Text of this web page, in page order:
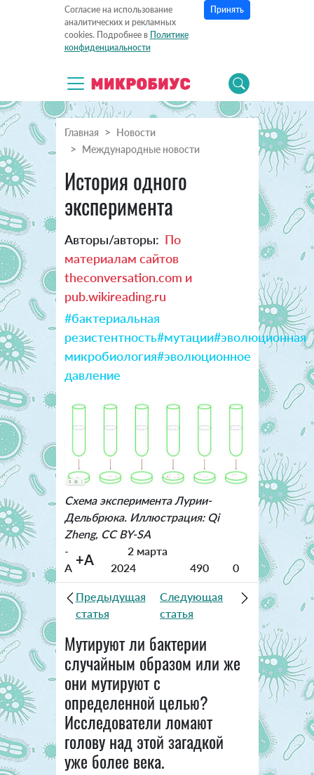
Согласие на использование
аналитических и рекламных
cookies. Подробнее в Политике
конфиденциальности
Принять
Главная
Новости
Международные новости
История одного
эксперимента
Авторы/авторы: По
материалам сайтов
theconversation.com и
pub.wikireading.ru
#бактериальная
резистентность#мутации#эволюционная
микробиология#эволюционное
давление
Схема эксперимента Лурии-
Дельбрюка. Иллюстрация: Qi
Zheng, CC BY-SA
-
A +A
2 марта
2024
490 0
Предыдущая
статья
Следующая
статья
Мутируют ли бактерии
случайным образом или же
они мутируют с
определенной целью?
Исследователи ломают
голову над этой загадкой
уже более века.